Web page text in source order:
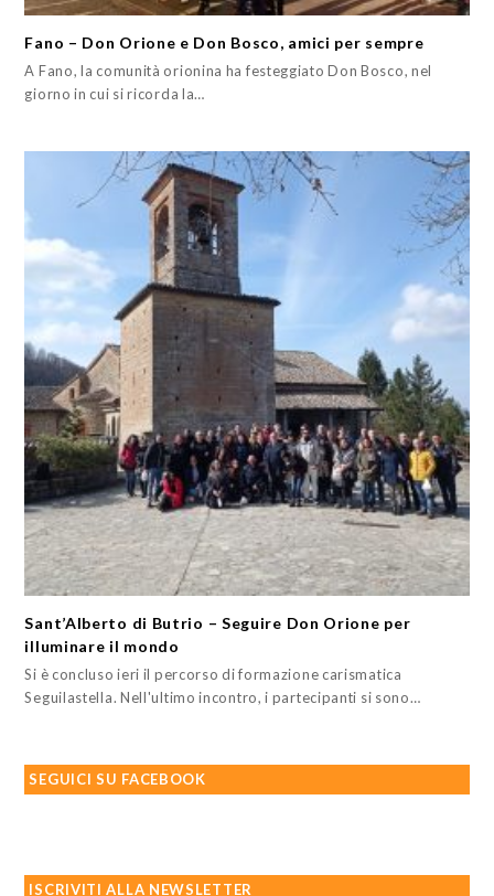
Fano – Don Orione e Don Bosco, amici per sempre
A Fano, la comunità orionina ha festeggiato Don Bosco, nel
giorno in cui si ricorda la…
Sant’Alberto di Butrio – Seguire Don Orione per
illuminare il mondo
Si è concluso ieri il percorso di formazione carismatica
Seguilastella. Nell'ultimo incontro, i partecipanti si sono…
SEGUICI SU FACEBOOK
ISCRIVITI ALLA NEWSLETTER